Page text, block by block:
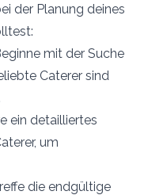
der Planung deines
mit der Suche
Caterer sind
ein detailliertes
um
die endgültige